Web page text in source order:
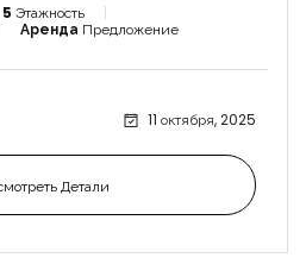
5 Этажность
Аренда Предложение
11 октября, 2025
Детали